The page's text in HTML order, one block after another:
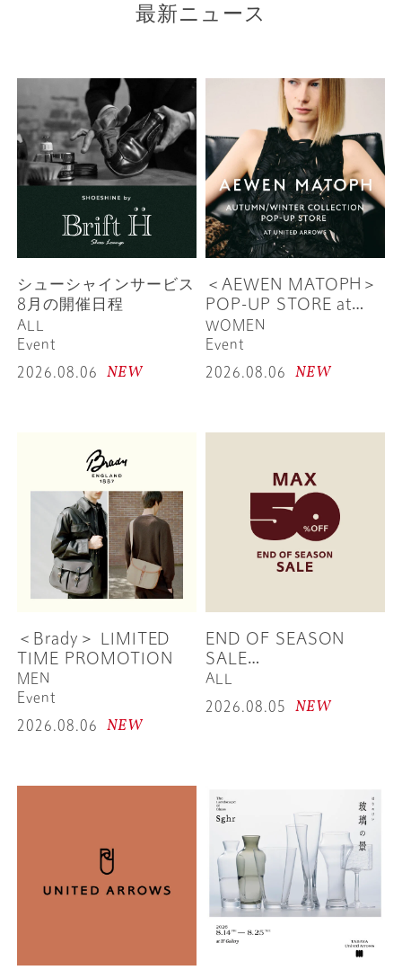
最新ニュース
シューシャインサービス
8月の開催日程
ALL
Event
2026.08.06 NEW
＜AEWEN MATOPH＞
POP-UP STORE at
UNITED ARROWS
WOMEN
Event
2026.08.06 NEW
＜Brady＞ LIMITED
TIME PROMOTION
MEN
Event
2026.08.06 NEW
END OF SEASON
SALE
SPRING/SUMMER
2026
ALL
2026.08.05 NEW